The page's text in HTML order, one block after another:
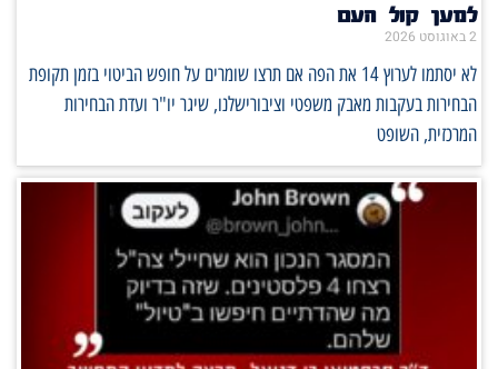
למען קול העם
2 באוגוסט 2026
לא יסתמו לערוץ 14 את הפה אם תרצו שומרים על חופש הביטוי בזמן תקופת
הבחירות בעקבות מאבק משפטי וציבורישלנו, שיגר יו"ר ועדת הבחירות
המרכזית, השופט